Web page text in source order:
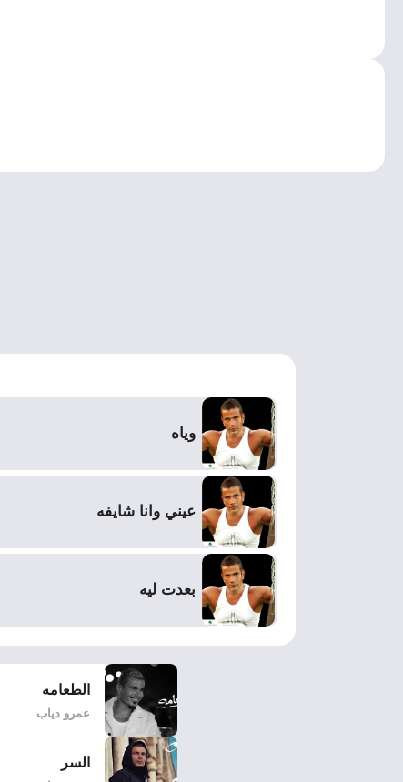
وياه
عيني وانا شايفه
بعدت ليه
الطعامه
عمرو دياب
السر